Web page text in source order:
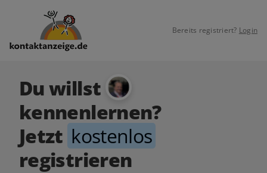
Bereits registriert? Login
Du willst
kennenlernen?
Jetzt kostenlos
registrieren